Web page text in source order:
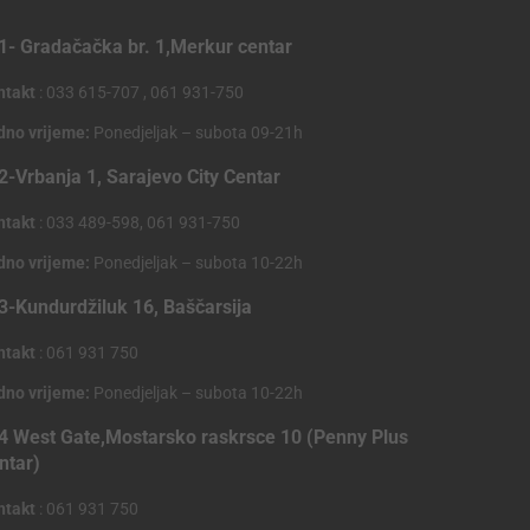
Gradačačka br. 1,Merkur centar
: 033 615-707 , 061 931-750
vrijeme: Ponedjeljak – subota 09-21h
Vrbanja 1, Sarajevo City Centar
: 033 489-598, 061 931-750
vrijeme: Ponedjeljak – subota 10-22h
Kundurdžiluk 16, Baščarsija
: 061 931 750
vrijeme: Ponedjeljak – subota 10-22h
West Gate,Mostarsko raskrsce 10 (Penny Plus
: 061 931 750